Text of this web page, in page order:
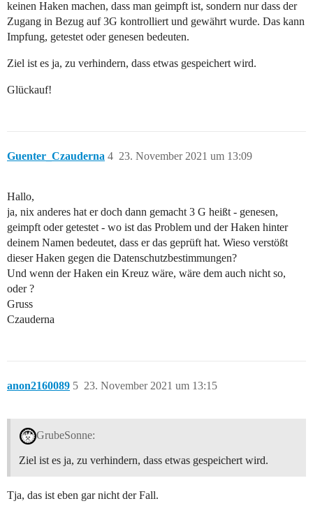
keinen Haken machen, dass man geimpft ist, sondern nur dass der
Zugang in Bezug auf 3G kontrolliert und gewährt wurde. Das kann
Impfung, getestet oder genesen bedeuten.
Ziel ist es ja, zu verhindern, dass etwas gespeichert wird.
Glückauf!
Guenter_Czauderna 23. November 2021 um 13:09
4
Hallo,
ja, nix anderes hat er doch dann gemacht 3 G heißt - genesen,
geimpft oder getestet - wo ist das Problem und der Haken hinter
deinem Namen bedeutet, dass er das geprüft hat. Wieso verstößt
dieser Haken gegen die Datenschutzbestimmungen?
Und wenn der Haken ein Kreuz wäre, wäre dem auch nicht so,
oder ?
Gruss
Czauderna
anon2160089 23. November 2021 um 13:15
5
GrubeSonne:
Ziel ist es ja, zu verhindern, dass etwas gespeichert wird.
Tja, das ist eben gar nicht der Fall.